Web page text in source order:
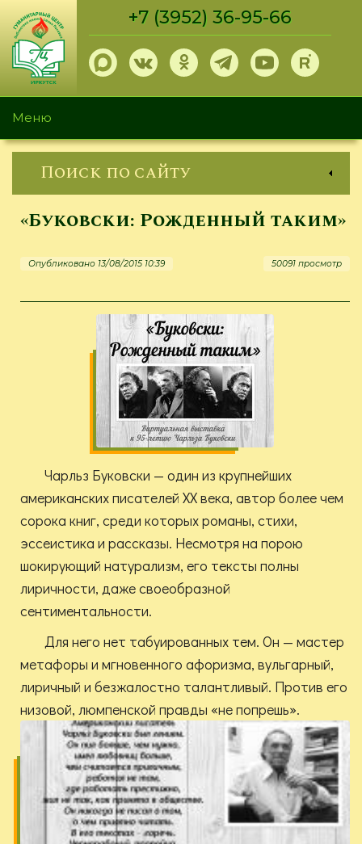
Перейти
основному
содержанию
+7 (3952) 36-95-66
Меню
Поиск по сайту
«Буковски: Рожденный таким»
Опубликовано 13/08/2015 10:39 50091 просмотр
Чарльз Буковски — один из крупнейших
американских писателей ХХ века, автор более чем
сорока книг, среди которых романы, стихи,
эссеистика и рассказы. Несмотря на порою
шокирующий натурализм, его тексты полны
лиричности, даже своеобразной
сентиментальности.
Для него нет табуированных тем. Он — мастер
метафоры и мгновенного афоризма, вульгарный,
лиричный и безжалостно талантливый. Против его
низовой, люмпенской правды «не попрешь».